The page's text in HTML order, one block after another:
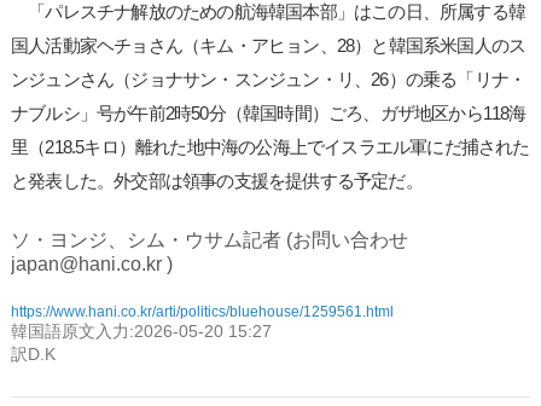
「パレスチナ解放のための航海韓国本部」はこの日、所属する韓
国人活動家ヘチョさん（キム・アヒョン、28）と韓国系米国人のス
ンジュンさん（ジョナサン・スンジュン・リ、26）の乗る「リナ・
ナブルシ」号が午前2時50分（韓国時間）ごろ、ガザ地区から118海
里（218.5キロ）離れた地中海の公海上でイスラエル軍にだ捕された
と発表した。外交部は領事の支援を提供する予定だ。
ソ・ヨンジ、シム・ウサム記者 (お問い合わせ
japan@hani.co.kr )
https://www.hani.co.kr/arti/politics/bluehouse/1259561.html
韓国語原文入力:2026-05-20 15:27
訳D.K